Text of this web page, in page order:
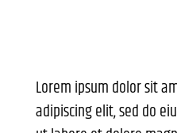
Lorem ipsum dolor sit
adipiscing elit, sed do